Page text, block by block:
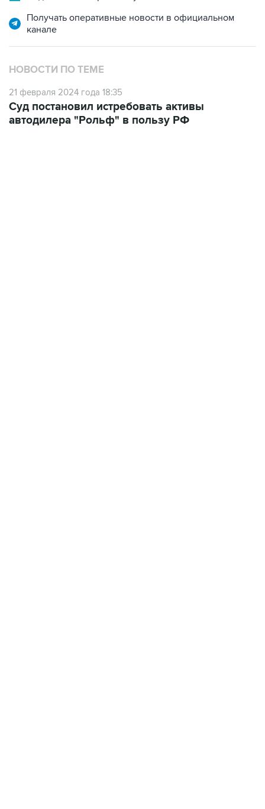
Получать оперативные новости в официальном
канале
НОВОСТИ ПО ТЕМЕ
21 февраля 2024 года 18:35
Суд постановил истребовать активы
автодилера "Рольф" в пользу РФ